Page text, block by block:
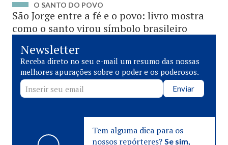
O SANTO DO POVO
São Jorge entre a fé e o povo: livro mostra
como o santo virou símbolo brasileiro
Newsletter
Receba direto no seu e-mail um resumo das nossas
melhores apurações sobre o poder e os poderosos.
Enviar
Tem alguma dica para os
nossos repórteres? Se sim,